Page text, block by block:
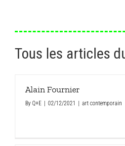
Tous les articles
Alain Fournier
By Q+E | 02/12/2021 | art contemporain